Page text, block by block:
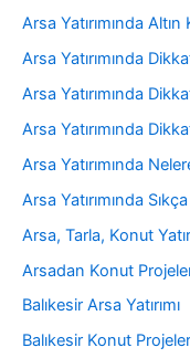
Arsa Yatırımında Altın
Arsa Yatırımında
Arsa Yatırımında
Arsa Yatırımında
Arsa Yatırımında
Arsa Yatırımında
Arsa, Tarla, Konut
Arsadan Konut
Balıkesir Arsa Yatırımı
Balıkesir Konut